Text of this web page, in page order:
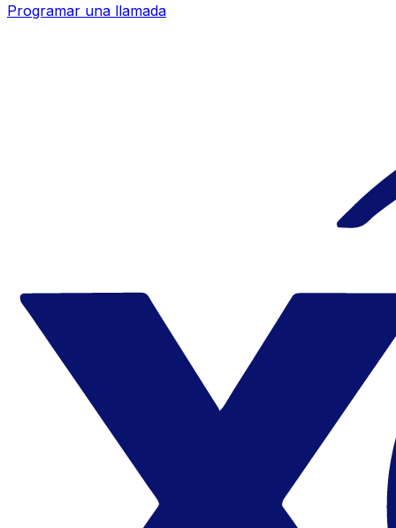
Programar una llamada